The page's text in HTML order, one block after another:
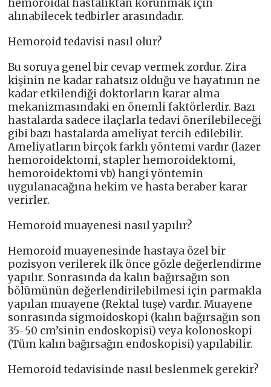
hemoroidal hastalıktan korunmak için
alınabilecek tedbirler arasındadır.
Hemoroid tedavisi nasıl olur?
Bu soruya genel bir cevap vermek zordur. Zira
kişinin ne kadar rahatsız olduğu ve hayatının ne
kadar etkilendiği doktorların karar alma
mekanizmasındaki en önemli faktörlerdir. Bazı
hastalarda sadece ilaçlarla tedavi önerilebileceği
gibi bazı hastalarda ameliyat tercih edilebilir.
Ameliyatların birçok farklı yöntemi vardır (lazer
hemoroidektomi, stapler hemoroidektomi,
hemoroidektomi vb) hangi yöntemin
uygulanacağına hekim ve hasta beraber karar
verirler.
Hemoroid muayenesi nasıl yapılır?
Hemoroid muayenesinde hastaya özel bir
pozisyon verilerek ilk önce gözle değerlendirme
yapılır. Sonrasında da kalın bağırsağın son
bölümünün değerlendirilebilmesi için parmakla
yapılan muayene (Rektal tuşe) vardır. Muayene
sonrasında sigmoidoskopi (kalın bağırsağın son
35-50 cm’sinin endoskopisi) veya kolonoskopi
(Tüm kalın bağırsağın endoskopisi) yapılabilir.
Hemoroid tedavisinde nasıl beslenmek gerekir?